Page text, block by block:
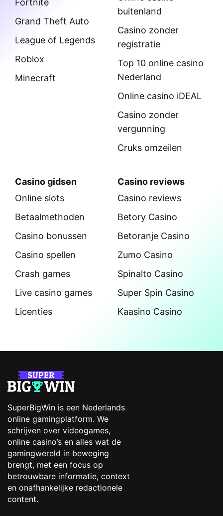
Fortnite
Grand Theft Auto
League of Legends
Roblox
Minecraft
buitenland
Casino zonder
registratie
Top 10 online casino
Nederland
Online casino iDEAL
Casino zonder
vergunning
Cruks omzeilen
Casino gidsen
Online slots
Betaalmethoden
Casino bonussen
Casino spellen
Crash games
Live casino games
Licenties
Casino reviews
Casino reviews
Betory Casino
Betoranje Casino
Zumo Casino
Spinalto Casino
Super Spin Casino
Kaasino Casino
SuperBigWin is een Nederlands
online gamingplatform. We
schrijven over videogames,
online casino’s en alles wat de
gamingwereld in beweging
brengt, met een focus op
betrouwbare informatie, context
en onafhankelijke redactionele
content.